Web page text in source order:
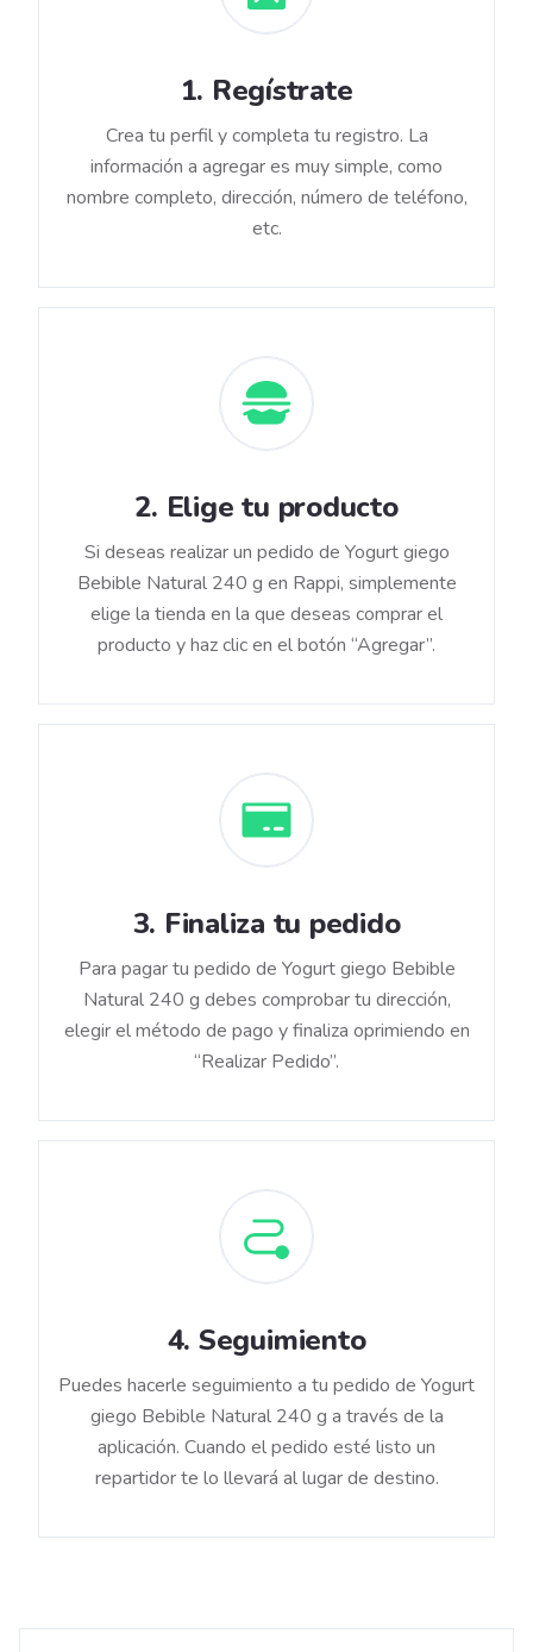
1. Regístrate
Crea tu perfil y completa tu registro. La
información a agregar es muy simple, como
nombre completo, dirección, número de teléfono,
etc.
2. Elige tu producto
Si deseas realizar un pedido de Yogurt giego
Bebible Natural 240 g en Rappi, simplemente
elige la tienda en la que deseas comprar el
producto y haz clic en el botón “Agregar”.
3. Finaliza tu pedido
Para pagar tu pedido de Yogurt giego Bebible
Natural 240 g debes comprobar tu dirección,
elegir el método de pago y finaliza oprimiendo en
“Realizar Pedido”.
4. Seguimiento
Puedes hacerle seguimiento a tu pedido de Yogurt
giego Bebible Natural 240 g a través de la
aplicación. Cuando el pedido esté listo un
repartidor te lo llevará al lugar de destino.